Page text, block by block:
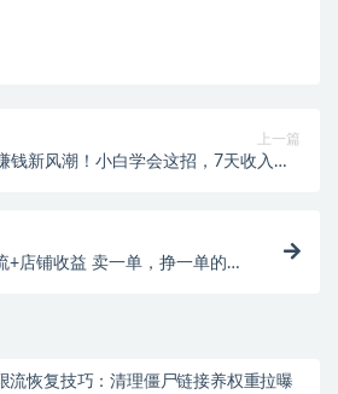
上一篇
钱新风潮！小白学会这招，7天收入近7
一单，挣一单的
流恢复技巧：清理僵尸链接养权重拉曝